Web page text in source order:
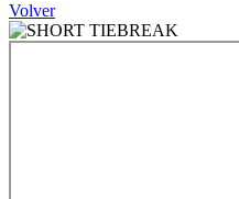
Volver